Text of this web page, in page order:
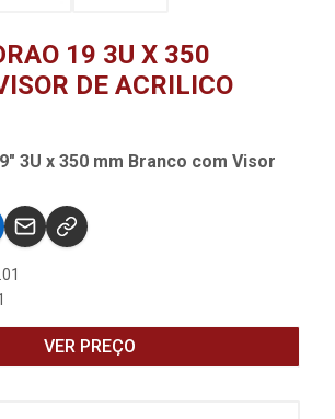
19 3U X 350
DE ACRILICO
3U x 350 mm Branco com Visor
VER PREÇO